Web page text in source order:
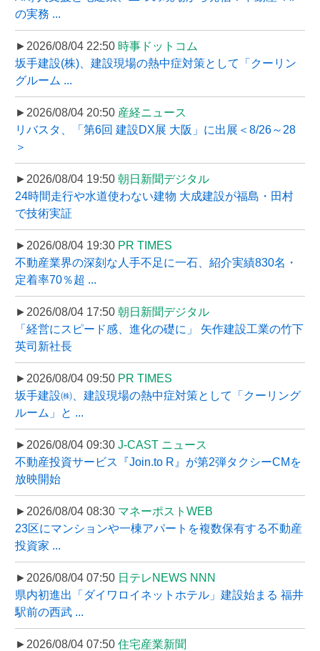
の実務 ...
►2026/08/04 22:50 時事ドットコム
坂手建設(株)、建設現場の熱中症対策として「クーリン
グルーム ...
►2026/08/04 20:50 産経ニュース
リバスタ、「第6回 建設DX展 大阪」に出展＜8/26～28
＞
►2026/08/04 19:50 朝日新聞デジタル
24時間走行や水道使わない建物 大成建設が福島・田村
で技術実証
►2026/08/04 19:30 PR TIMES
不動産業界の深刻な人手不足に一石、紹介実績830名・
定着率70％超 ...
►2026/08/04 17:50 朝日新聞デジタル
「経営にスピード感、進化の礎に」 矢作建設工業の竹下
英司新社長
►2026/08/04 09:50 PR TIMES
坂手建設㈱、建設現場の熱中症対策として「クーリング
ルーム」と ...
►2026/08/04 09:30 J-CAST ニュース
不動産投資サービス『Join.to R』が第2弾タクシーCMを
放映開始
►2026/08/04 08:30 マネーポストWEB
23区にマンションや一棟アパートを複数保有する不動産
投資家 ...
►2026/08/04 07:50 日テレNEWS NNN
県内初進出「ダイワロイネットホテル」建設始まる 福井
駅前の西武 ...
►2026/08/04 07:50 住宅産業新聞